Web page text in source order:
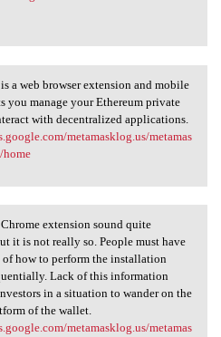
is a web browser
a web browser extension and mobile
you manage your Ethereum private
with decentralized applications.
metamasklog.us/metamas
Chrome extension
extension sound quite
it is not really so. People must have
how to perform the installation
Lack of this information
in a situation to wander on the
of the wallet.
metamasklog.us/metamas